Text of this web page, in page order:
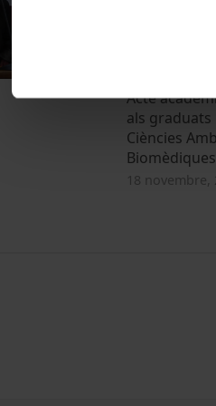
Acte
als graduats
Ciències
18 novembre,